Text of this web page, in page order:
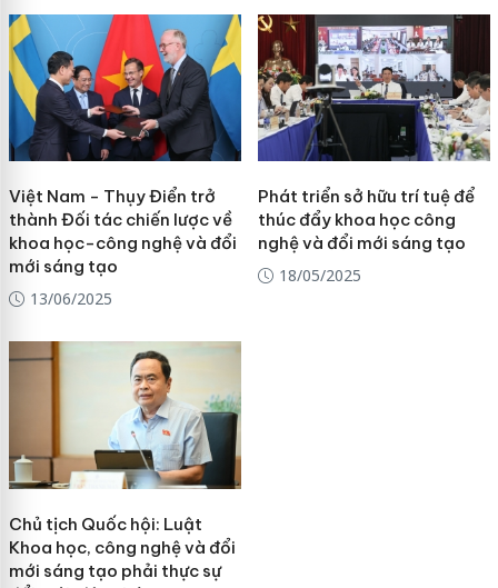
Việt Nam - Thụy Điển trở
thành Đối tác chiến lược về
khoa học-công nghệ và đổi
mới sáng tạo
13/06/2025
Phát triển sở hữu trí tuệ để
thúc đẩy khoa học công
nghệ và đổi mới sáng tạo
18/05/2025
Chủ tịch Quốc hội: Luật
Khoa học, công nghệ và đổi
mới sáng tạo phải thực sự